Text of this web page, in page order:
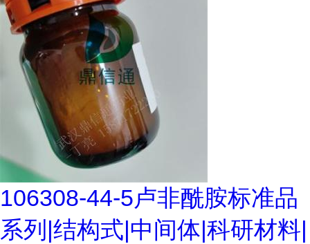
106308-44-5卢非酰胺标准品
系列|结构式|中间体|科研材料|